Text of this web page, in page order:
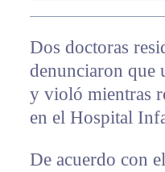
Dos doctoras
denunciaron que
y violó mientras
en el Hospital
De acuerdo con